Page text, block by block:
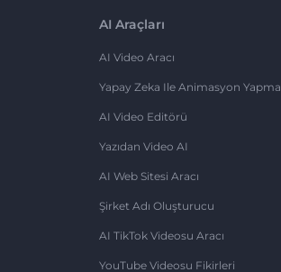
AI Araçları
AI Video Aracı
Yapay Zeka Ile Animasyon Yapma
AI Video Editörü
Yazıdan Video AI
AI Web Sitesi Aracı
Şirket Adı Oluşturucu
AI TikTok Videosu Aracı
YouTube Videosu Fikirleri